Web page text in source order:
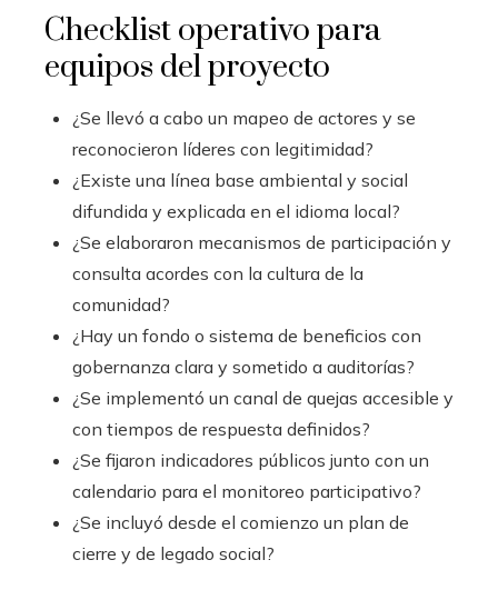
Checklist operativo para
equipos del proyecto
¿Se llevó a cabo un mapeo de actores y se
reconocieron líderes con legitimidad?
¿Existe una línea base ambiental y social
difundida y explicada en el idioma local?
¿Se elaboraron mecanismos de participación y
consulta acordes con la cultura de la
comunidad?
¿Hay un fondo o sistema de beneficios con
gobernanza clara y sometido a auditorías?
¿Se implementó un canal de quejas accesible y
con tiempos de respuesta definidos?
¿Se fijaron indicadores públicos junto con un
calendario para el monitoreo participativo?
¿Se incluyó desde el comienzo un plan de
cierre y de legado social?